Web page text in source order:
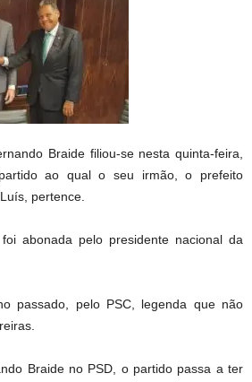
Braide filiou-se nesta quinta-feira,
ao qual o seu irmão, o prefeito
pertence.
abonada pelo presidente nacional da
passado, pelo PSC, legenda que não
Braide no PSD, o partido passa a ter